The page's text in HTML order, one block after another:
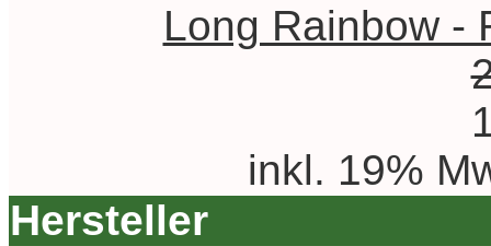
Long Rainbow -
inkl. 19%
Hersteller